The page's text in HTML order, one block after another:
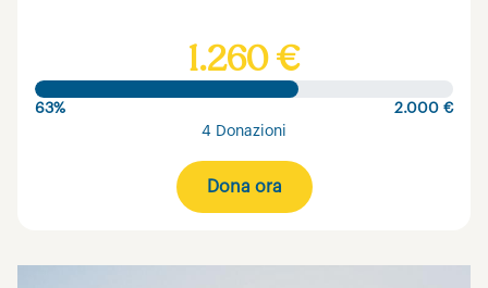
1.260 €
63%
2.000 €
4 Donazioni
Dona ora